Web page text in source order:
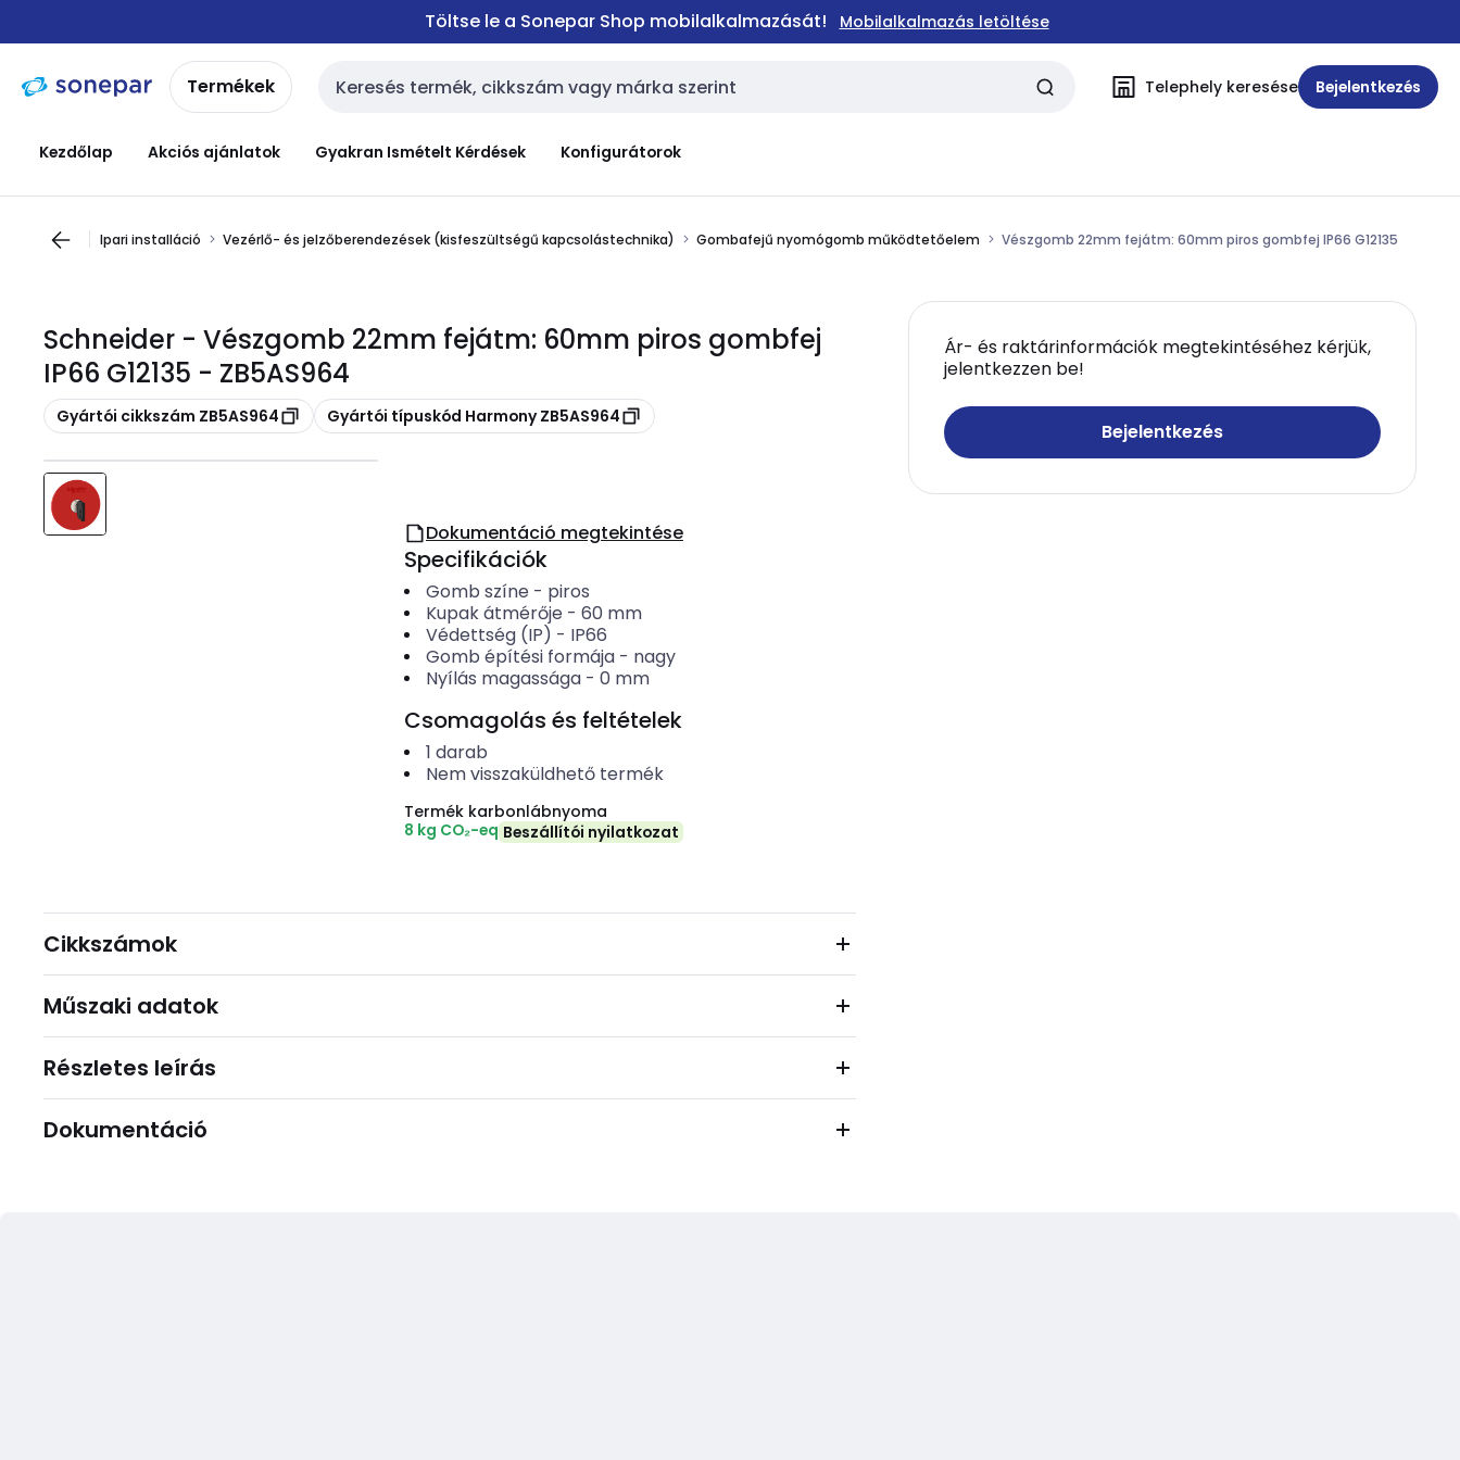
navigációhoztartalomra
Töltse le a Sonepar Shop mobilalkalmazását! Mobilalkalmazás letöltése
Termékek Keresési bemenet Telephely keresése Bejelentkezés
Kezdőlap Akciós ajánlatok Gyakran Ismételt Kérdések Konfigurátorok
Ipari installáció Vezérlő- és jelzőberendezések (kisfeszültségű kapcsolástechnika) Gombafejű nyomógomb működtetőelem Vészgomb 22mm fejátm: 60mm piros gombfej IP66 G12135
Schneider - Vészgomb 22mm fejátm: 60mm piros gombfej
IP66 G12135 - ZB5AS964
Másolás
Gyártói cikkszám ZB5AS964 Másolás
Gyártói típuskód Harmony ZB5AS964
Ár- és raktárinformációk megtekintéséhez kérjük,
jelentkezzen be!
Bejelentkezés
Dokumentáció megtekintése
Specifikációk
Gomb színe - piros
Kupak átmérője - 60 mm
Védettség (IP) - IP66
Gomb építési formája- nagy
Nyílás magassága- 0 mm
Csomagolás és feltételek
1 darab
Nem visszaküldhető termék
Termék karbonlábnyoma
8 kg CO₂-eq Beszállítói nyilatkozat
Cikkszámok
Műszaki adatok
Részletes leírás
Dokumentáció